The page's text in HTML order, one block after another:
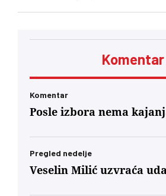
čega se postavlja
kontrole javnih medijskih
Komentar
Komentar
Posle izbora nema
Pregled nedelje
Veselin Milić uzvraća